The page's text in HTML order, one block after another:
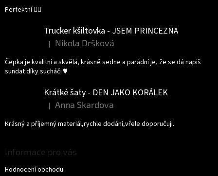
Perfektní 👌🏻
Trucker kšiltovka - JSEM PRINCEZNA
Hodnocení produktu je 5 z 5 hvězdiček.
| Nikola Dršková
Čepka je kvalitní a skvělá, krásně sedne a parádní je, že se dá napiš
sundat díky sucháči ♥️
Krátké šaty - DEN JAKO KORÁLEK
Hodnocení produktu je 5 z 5 hvězdiček.
| Anna Skardova
Krásný a příjemný materiál,rychle dodání,vřele doporučuji.
Informace pro vás
Hodnocení obchodu